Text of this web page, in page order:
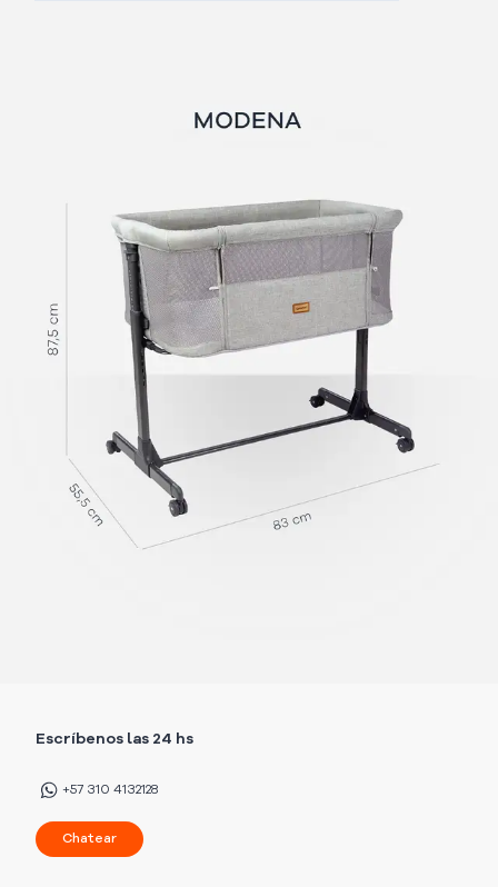
Escríbenos las 24 hs
+57 310 4132128
Chatear